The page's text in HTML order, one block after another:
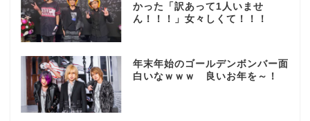
かった「訳あって1人いませ
ん！！！」女々しくて！！！
年末年始のゴールデンボンバー面
白いなｗｗｗ 良いお年を～！